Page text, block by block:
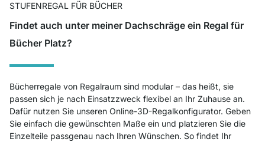
STUFENREGAL FÜR BÜCHER
Findet auch unter meiner Dachschräge ein Regal für
Bücher Platz?
Bücherregale von Regalraum sind modular – das heißt, sie
passen sich je nach Einsatzzweck flexibel an Ihr Zuhause an.
Dafür nutzen Sie unseren Online-3D-Regalkonfigurator. Geben
Sie einfach die gewünschten Maße ein und platzieren Sie die
Einzelteile passgenau nach Ihren Wünschen. So findet Ihr